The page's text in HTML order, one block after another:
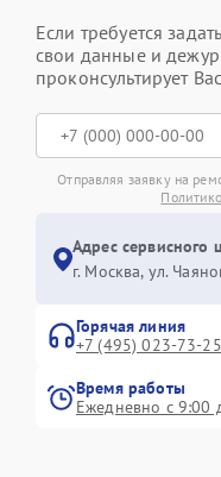
Если требуется
свои данные и
проконсультирует
Отправляя заявку на
Адрес сервисного
г. Москва, ул.
Горячая линия
+7 (495) 023-73-25
Время работы
Ежедневно с 9:00